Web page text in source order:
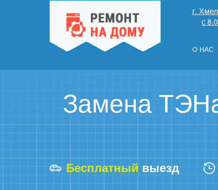
г.
с
О НАС
Замена
Бесплатный выезд